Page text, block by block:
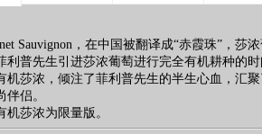
Sauvignon，在中国被翻译成“赤霞珠”，
利普先生引进莎浓葡萄进行完全有机耕种的
机莎浓，倾注了菲利普先生的半生心血，汇
伴侣。
机莎浓为限量版。